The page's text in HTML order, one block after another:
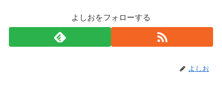
よしおをフォローする
よしお